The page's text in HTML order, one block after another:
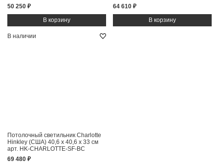
50 250 ₽
64 610 ₽
В наличии
Потолочный светильник Charlotte
Hinkley (США) 40,6 x 40,6 x 33 см
арт. HK-CHARLOTTE-SF-BC
69 480 ₽